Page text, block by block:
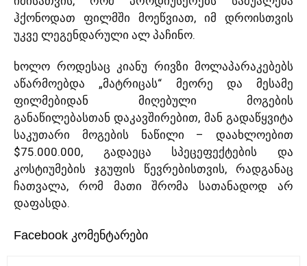
ჰქონოდათ ფილმში მოეწვიათ, იმ დროისთვის
უკვე ლეგენდარული ალ პაჩინო.
ხოლო როდესაც კიანუ რივზი მოლაპარაკებებს
აწარმოებდა „მატრიცას“ მეორე და მესამე
ფილმებიდან მიღებული მოგების
განაწილებასთან დაკავშირებით, მან გადაწყვიტა
საკუთარი მოგების ნაწილი – დაახლოებით
$75.000.000, გადაეცა სპეცეფექტების და
კოსტიუმების ჯგუფის წევრებისთვის, რადგანაც
ჩათვალა, რომ მათი შრომა სათანადოდ არ
დაფასდა.
Facebook კომენტარები